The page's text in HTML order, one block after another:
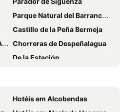
Parque Natural del Barranco del Río Dulce
Castillo de la Peña Bermeja
Chorreras de Despeñalagua
De la Estación
Alcazár Real
Hotéis em Alcobendas